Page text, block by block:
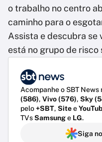
o trabalho no centro
caminho para o
Assista e descubra se
está no grupo de risco
Acompanhe o SBT
(586), Vivo (576), Sky
pelo+SBT, Sitee
TVsSamsunge LG.
Siga